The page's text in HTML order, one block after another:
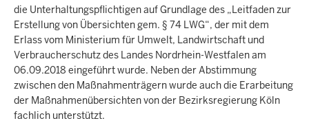
die Unterhaltungspflichtigen auf Grundlage des „Leitfaden zur
Erstellung von Übersichten gem. § 74 LWG“, der mit dem
Erlass vom Ministerium für Umwelt, Landwirtschaft und
Verbraucherschutz des Landes Nordrhein-Westfalen am
06.09.2018 eingeführt wurde. Neben der Abstimmung
zwischen den Maßnahmenträgern wurde auch die Erarbeitung
der Maßnahmenübersichten von der Bezirksregierung Köln
fachlich unterstützt.